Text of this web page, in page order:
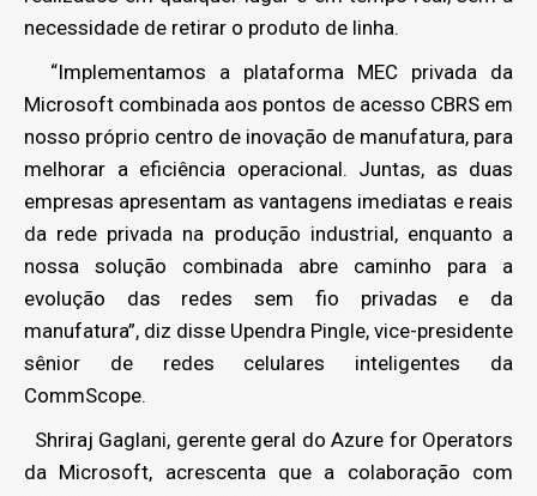
necessidade de retirar o produto de linha.
“Implementamos a plataforma MEC privada da
Microsoft combinada aos pontos de acesso CBRS em
nosso próprio centro de inovação de manufatura, para
melhorar a eficiência operacional. Juntas, as duas
empresas apresentam as vantagens imediatas e reais
da rede privada na produção industrial, enquanto a
nossa solução combinada abre caminho para a
evolução das redes sem fio privadas e da
manufatura”, diz disse Upendra Pingle, vice-presidente
sênior de redes celulares inteligentes da
CommScope.
Shriraj Gaglani, gerente geral do Azure for Operators
da Microsoft, acrescenta que a colaboração com